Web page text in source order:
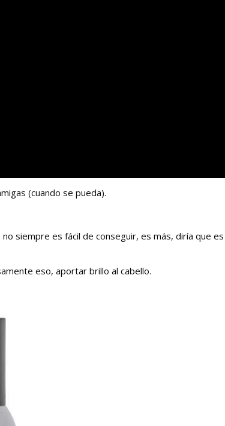
(cuando se pueda).
siempre es fácil de conseguir, es más, diría que es
eso, aportar brillo al cabello.